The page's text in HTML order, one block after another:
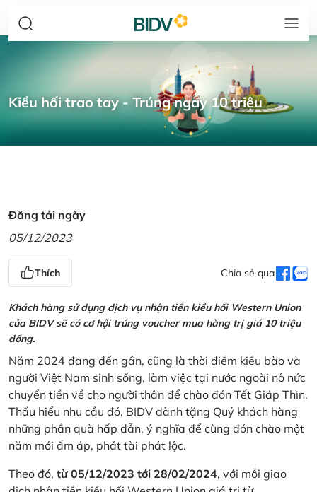
Kiều hối trao tay - Trúng ngay 10 triệu
Đăng tải ngày
05/12/2023
Thích Chia sẻ qua
Khách hàng sử dụng dịch vụ nhận tiền kiều hối Western Union
của BIDV sẽ có cơ hội trúng voucher mua hàng trị giá 10 triệu
đồng.
Năm 2024 đang đến gần, cũng là thời điểm kiều bào và
người Việt Nam sinh sống, làm việc tại nước ngoài nô nức
chuyển tiền về cho người thân để chào đón Tết Giáp Thìn.
Thấu hiểu nhu cầu đó, BIDV dành tặng Quý khách hàng
những phần quà hấp dẫn, ý nghĩa để cùng đón chào một
năm mới ấm áp, phát tài phát lộc.
Theo đó, từ 05/12/2023 tới 28/02/2024, với mỗi giao